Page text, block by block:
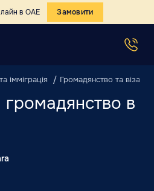
в ОАЕ Замовити
імміграція Громадянство та віза
в